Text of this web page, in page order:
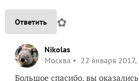
Ответить ✿
Nikolas
Москва
22 января
Большое спасибо, вы